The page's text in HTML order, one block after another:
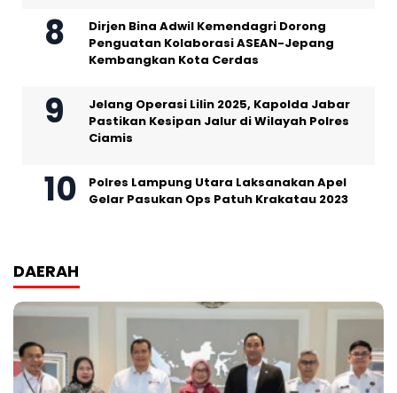
Dirjen Bina Adwil Kemendagri Dorong
Penguatan Kolaborasi ASEAN-Jepang
Kembangkan Kota Cerdas
Jelang Operasi Lilin 2025, Kapolda Jabar
Pastikan Kesipan Jalur di Wilayah Polres
Ciamis
Polres Lampung Utara Laksanakan Apel
Gelar Pasukan Ops Patuh Krakatau 2023
DAERAH